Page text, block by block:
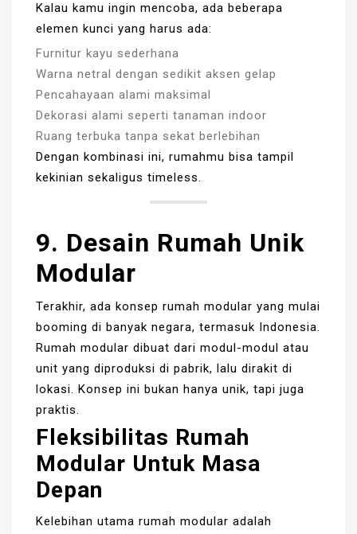
Kalau kamu ingin mencoba, ada beberapa
elemen kunci yang harus ada:
Furnitur kayu sederhana
Warna netral dengan sedikit aksen gelap
Pencahayaan alami maksimal
Dekorasi alami seperti tanaman indoor
Ruang terbuka tanpa sekat berlebihan
Dengan kombinasi ini, rumahmu bisa tampil
kekinian sekaligus timeless.
9. Desain Rumah Unik
Modular
Terakhir, ada konsep rumah modular yang mulai
booming di banyak negara, termasuk Indonesia.
Rumah modular dibuat dari modul-modul atau
unit yang diproduksi di pabrik, lalu dirakit di
lokasi. Konsep ini bukan hanya unik, tapi juga
praktis.
Fleksibilitas Rumah
Modular Untuk Masa
Depan
Kelebihan utama rumah modular adalah